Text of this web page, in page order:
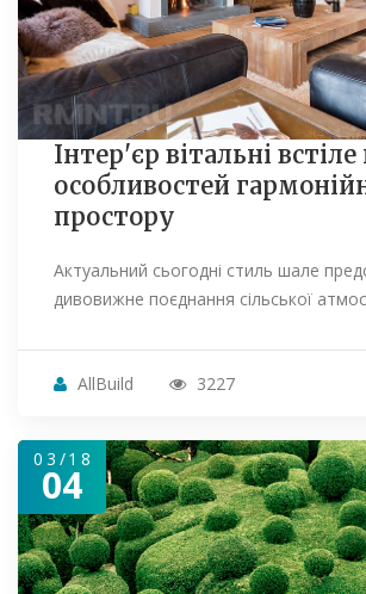
Інтер'єр вітальні
особливостей
простору
Актуальний сьогодні стиль шале
дивовижне поєднання сільської
AllBuild 3227
03/18
04